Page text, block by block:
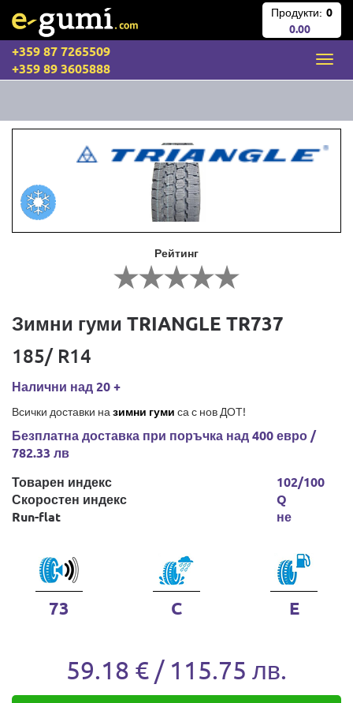
Продукти: 0
0.00
+359 87 7265509
+359 89 3605888
Рейтинг
Зимни гуми TRIANGLE TR737
185/ R14
Налични над 20 +
Всички доставки на зимни гуми са с нов ДОТ!
Безплатна доставка при поръчка над 400 евро /
782.33 лв
Товарен индекс
Скоростен индекс
Run-flat
102/100
Q
не
73 C E
59.18 € / 115.75 лв.